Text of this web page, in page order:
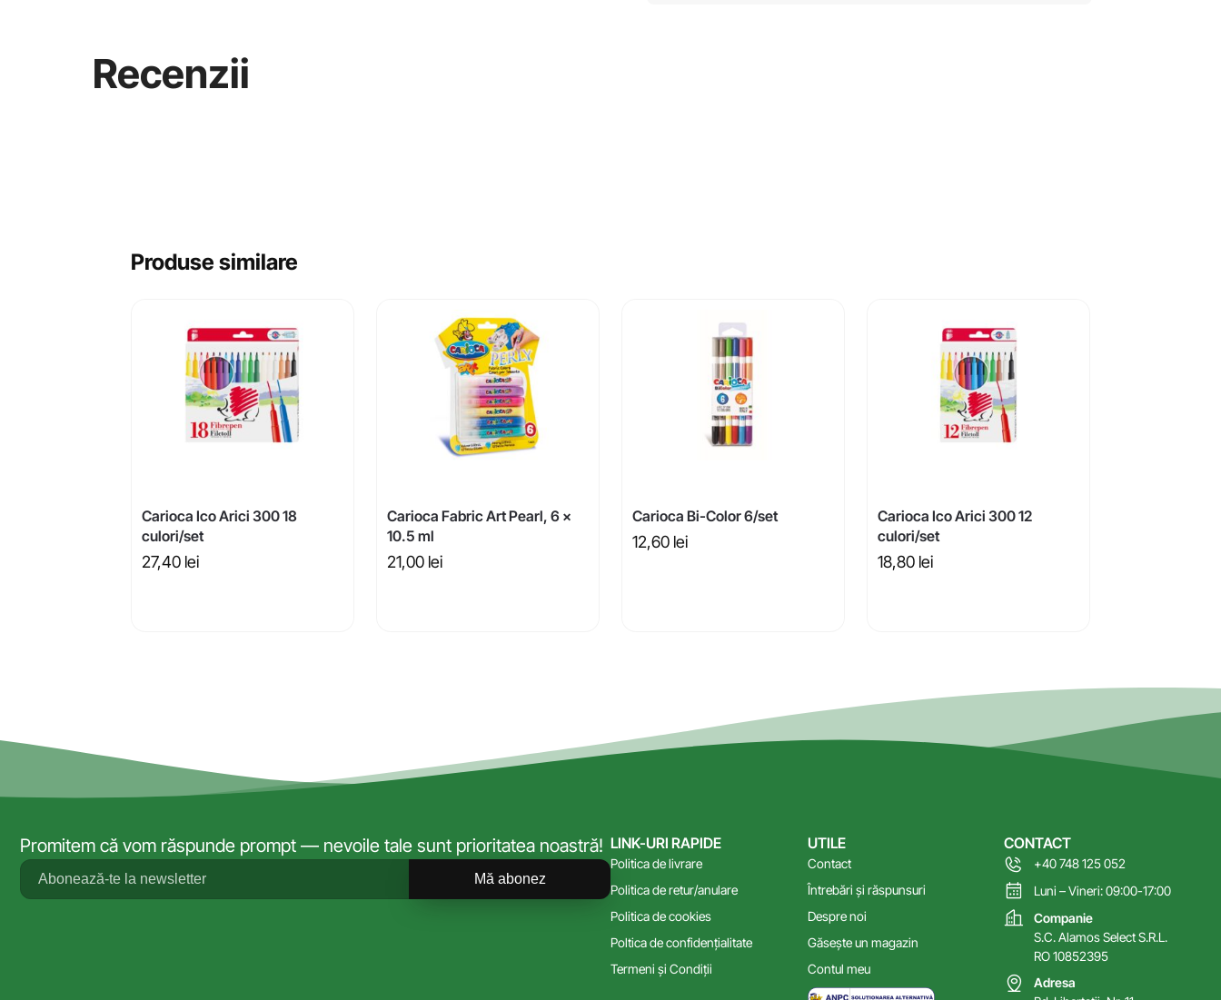
Recenzii
Produse similare
Carioca Ico Arici 300 18
culori/set
27,40 lei
Carioca Fabric Art Pearl, 6 x
10.5 ml
21,00 lei
Carioca Bi-Color 6/set
12,60 lei
Carioca Ico Arici 300 12
culori/set
18,80 lei
Promitem că vom răspunde prompt — nevoile tale sunt prioritatea noastră!
Mă abonez
LINK-URI RAPIDE
Politica de livrare
Politica de retur/anulare
Politica de cookies
Poltica de confidențialitate
Termeni și Condiții
UTILE
Contact
Întrebări și răspunsuri
Despre noi
Găsește un magazin
Contul meu
CONTACT
+40 748 125 052
Luni – Vineri: 09:00-17:00
Companie
S.C. Alamos Select S.R.L.
RO 10852395
Adresa